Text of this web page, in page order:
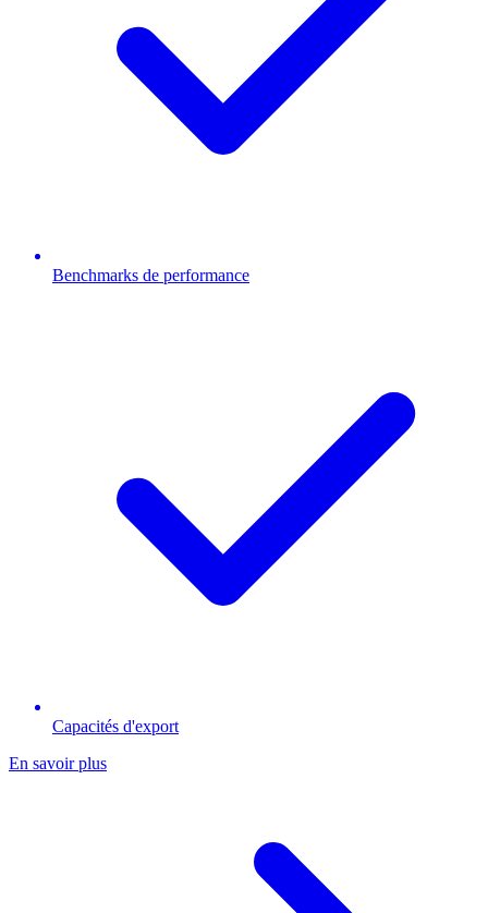
Benchmarks de performance
Capacités d'export
En savoir plus